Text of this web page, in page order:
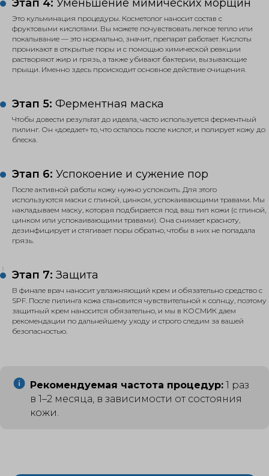
Этап 4: Уменьшение мимических морщин
Это кульминация процедуры. Косметолог наносит состав с
фруктовыми кислотами. Вы можете почувствовать легкое тепло или
покалывание — это нормально, значит, препарат работает. Кислоты
проникают в открытые поры и с помощью химической реакции
растворяют жир и грязь, а также убивают бактерии, вызывающие
прыщи. Именно здесь происходит основное действие очищения.
Этап 5: Ферментная маска
Чтобы довести результат до идеала, часто используется ферментный
пилинг. Он «доедает» то, что осталось после кислот, и полирует кожу до
блеска.
Этап 6: Успокоение и сужение пор
После активной работы кожу нужно успокоить. Для этого
используются маски с глиной, цинком, успокаивающими травами. Мы
накладываем маску, которая подбирается под ваш тип кожи (с глиной,
цинком или успокаивающими травами). Она снимает красноту,
дезинфицирует и стягивает поры обратно, чтобы в них не попадала
грязь.
Этап 7: Защита
В финале врач наносит увлажняющий крем и обязательно средство с
SPF. После пилинга кожа становится чувствительной к солнцу, поэтому
защитный крем наносится обязательно, и мы в КОСМИК даем
рекомендации по дальнейшему уходу и строго следим за вашей
безопасностью.
Рекомендуемая частота процедур: 1 раз
в 1–2 месяца, в зависимости от состояния
кожи.